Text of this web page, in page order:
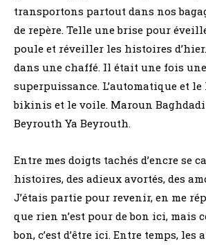
transportons partout dans nos
de repère. Telle une brise pour
poule et réveiller les histoires
dans une chaffé. Il était une fois
superpuissance. L’automatique et le
bikinis et le voile. Maroun Baghdadi
Beyrouth Ya Beyrouth.
Entre mes doigts tachés d’encre se
histoires, des adieux avortés, des
J’étais partie pour revenir, en me
que rien n’est pour de bon ici, mais
bon, c’est d’être ici. Entre temps,